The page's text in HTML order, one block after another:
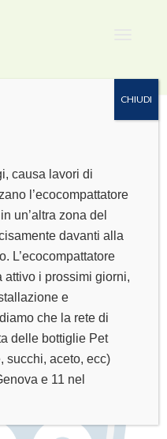
causa lavori di
l’ecocompattatore
un’altra zona del
davanti alla
L’ecocompattatore
attivo i prossimi giorni,
e
che la rete di
delle bottiglie Pet
succhi, aceto, ecc)
e 11 nel
CHIUDI